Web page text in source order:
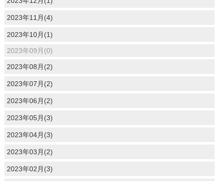
2023年11月(4)
2023年10月(1)
2023年09月(0)
2023年08月(2)
2023年07月(2)
2023年06月(2)
2023年05月(3)
2023年04月(3)
2023年03月(2)
2023年02月(3)